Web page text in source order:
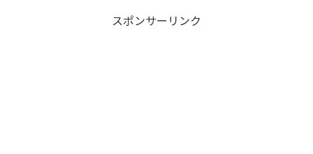
スポンサーリンク